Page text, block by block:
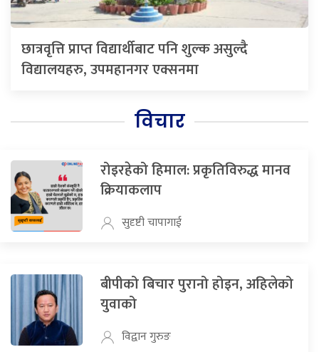
छात्रवृत्ति प्राप्त विद्यार्थीबाट पनि शुल्क असुल्दै
विद्यालयहरु, उपमहानगर एक्सनमा
विचार
रोइरहेको हिमाल: प्रकृतिविरुद्ध मानव
क्रियाकलाप
सुदृष्टी चापागाई
बीपीको बिचार पुरानो होइन, अहिलेको
युवाको
विद्वान गुरुङ